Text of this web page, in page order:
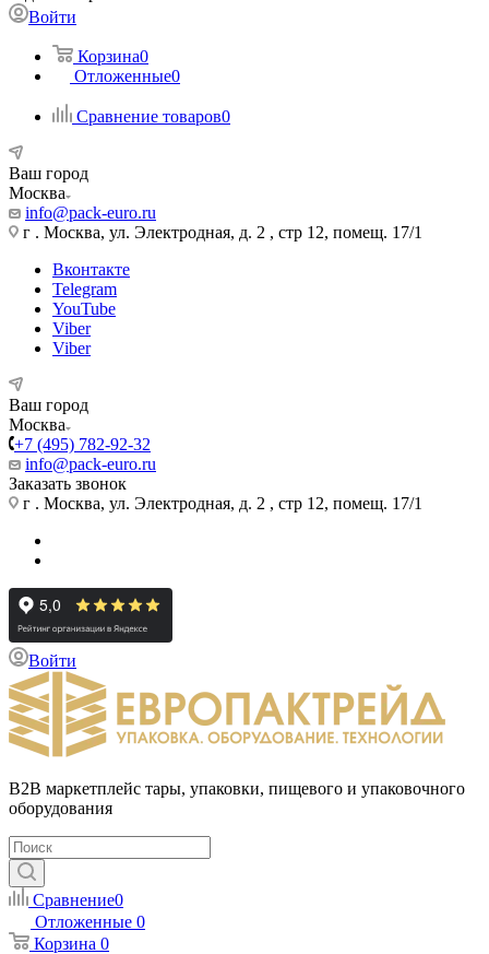
Войти
Корзина0
Отложенные0
Сравнение товаров0
Ваш город
Москва
info@pack-euro.ru
г . Москва, ул. Электродная, д. 2 , стр 12, помещ. 17/1
Вконтакте
Telegram
YouTube
Viber
Viber
Ваш город
Москва
+7 (495) 782-92-32
info@pack-euro.ru
Заказать звонок
г . Москва, ул. Электродная, д. 2 , стр 12, помещ. 17/1
Войти
B2B маркетплейс тары, упаковки, пищевого и упаковочного
оборудования
Сравнение0
Отложенные 0
Корзина 0